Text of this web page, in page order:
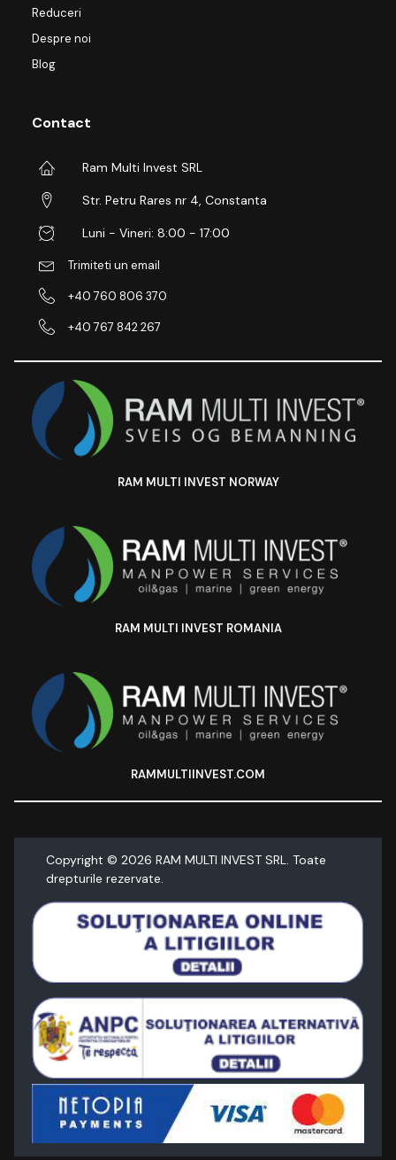
Reduceri
Despre noi
Blog
Contact
Ram Multi Invest SRL
Str. Petru Rares nr 4, Constanta
Luni - Vineri: 8:00 - 17:00
Trimiteti un email
+40 760 806 370
+40 767 842 267
RAM MULTI INVEST NORWAY
RAM MULTI INVEST ROMANIA
RAMMULTIINVEST.COM
Copyright © 2026 RAM MULTI INVEST SRL. Toate
drepturile rezervate.